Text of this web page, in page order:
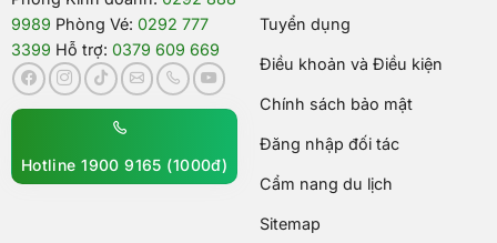
9989 Phòng Vé: 0292 777
3399 Hỗ trợ: 0379 609 669
Hotline 1900 9165 (1000đ)
Tuyển dụng
Điều khoản và Điều kiện
Chính sách bảo mật
Đăng nhập đối tác
Cẩm nang du lịch
Sitemap